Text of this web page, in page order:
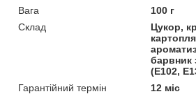
Вага
100 г
Склад
Цукор,
барвник
(Е102,
Гарантійний термін
12 міс